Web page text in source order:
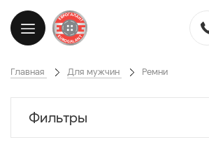
Главная Для мужчин Ремни
Фильтры